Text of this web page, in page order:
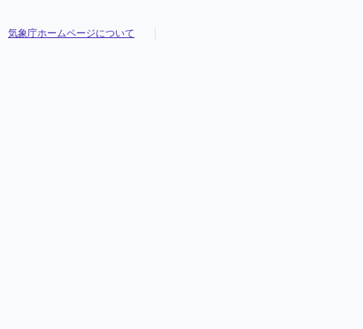
気象庁ホームページについて